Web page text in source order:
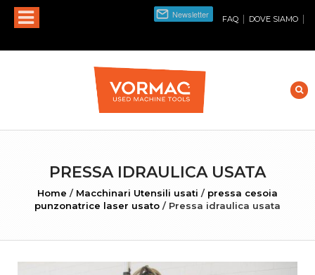
FAQ | DOVE SIAMO |
PRESSA IDRAULICA USATA
Home / Macchinari Utensili usati / pressa cesoia
punzonatrice laser usato /Pressa idraulica usata